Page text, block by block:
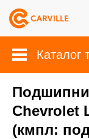
Каталог
Chevrolet
(кмпл: